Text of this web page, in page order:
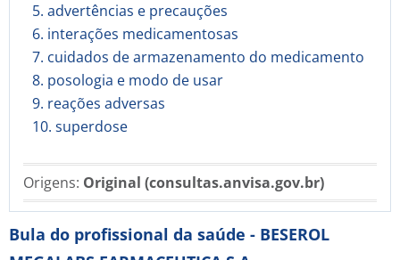
5. advertências e precauções
6. interações medicamentosas
7. cuidados de armazenamento do medicamento
8. posologia e modo de usar
9. reações adversas
10. superdose
Origens: Original (consultas.anvisa.gov.br)
Bula do profissional da saúde - BESEROL